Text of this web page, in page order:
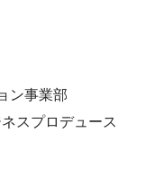
ン事業部
スプロデュース